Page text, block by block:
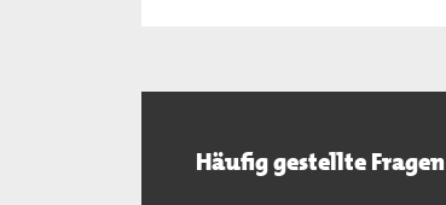
Häufig gestellte Fragen